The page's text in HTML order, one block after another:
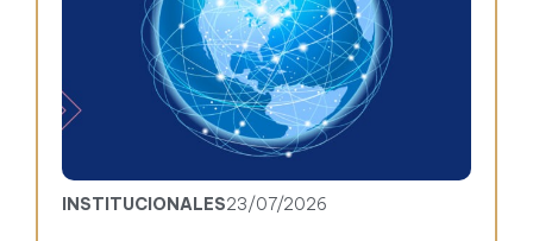
INSTITUCIONALES23/07/2026